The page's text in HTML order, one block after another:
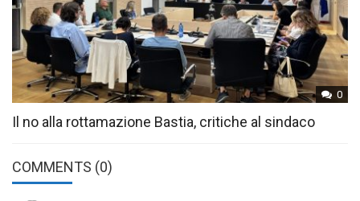
0
Il no alla rottamazione Bastia, critiche al sindaco
COMMENTS (0)